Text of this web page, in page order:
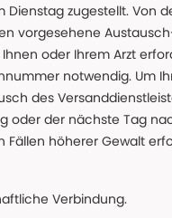
zugestellt. Von
vorgesehene
oder Ihrem Arzt
notwendig. Um
des
der nächste Tag
höherer Gewalt
Verbindung.